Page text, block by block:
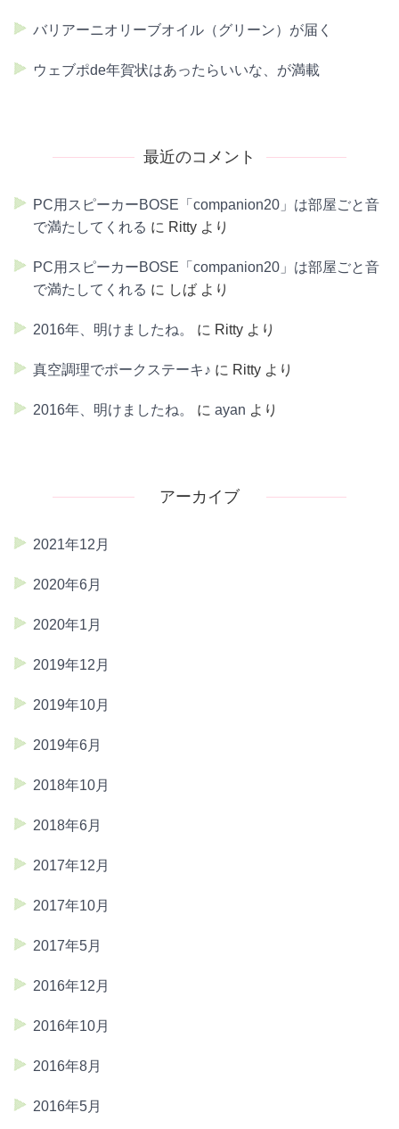
バリアーニオリーブオイル（グリーン）が届く
ウェブポde年賀状はあったらいいな、が満載
最近のコメント
PC用スピーカーBOSE「companion20」は部屋ごと音
で満たしてくれる に Ritty より
PC用スピーカーBOSE「companion20」は部屋ごと音
で満たしてくれる に しば より
2016年、明けましたね。 に Ritty より
真空調理でポークステーキ♪ に Ritty より
2016年、明けましたね。 に ayan より
アーカイブ
2021年12月
2020年6月
2020年1月
2019年12月
2019年10月
2019年6月
2018年10月
2018年6月
2017年12月
2017年10月
2017年5月
2016年12月
2016年10月
2016年8月
2016年5月